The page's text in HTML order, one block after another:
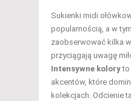
Sukienki midi
popularnością, a w
zaobserwować kilka
przyciągają uwagę
Intensywne koloryto
akcentów, które
kolekcjach. Odcienie